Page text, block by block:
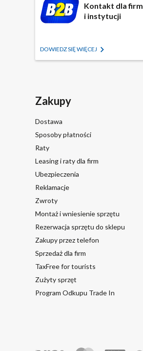
Kontakt dla firm
i instytucji
DOWIEDZ SIĘ WIĘCEJ
Zakupy
Dostawa
Sposoby płatności
Raty
Leasing i raty dla firm
Ubezpieczenia
Reklamacje
Zwroty
Montaż i wniesienie sprzętu
Rezerwacja sprzętu do sklepu
Zakupy przez telefon
Sprzedaż dla firm
TaxFree for tourists
Zużyty sprzęt
Program Odkupu Trade In